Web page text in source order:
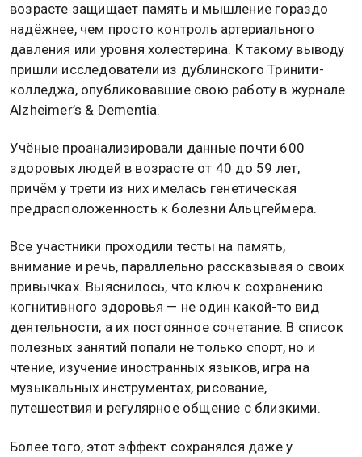
возрасте защищает память и мышление гораздо
надёжнее, чем просто контроль артериального
давления или уровня холестерина. К такому выводу
пришли исследователи из дублинского Тринити-
колледжа, опубликовавшие свою работу в журнале
Alzheimer’s & Dementia.
Учёные проанализировали данные почти 600
здоровых людей в возрасте от 40 до 59 лет,
причём у трети из них имелась генетическая
предрасположенность к болезни Альцгеймера.
Все участники проходили тесты на память,
внимание и речь, параллельно рассказывая о своих
привычках. Выяснилось, что ключ к сохранению
когнитивного здоровья — не один какой-то вид
деятельности, а их постоянное сочетание. В список
полезных занятий попали не только спорт, но и
чтение, изучение иностранных языков, игра на
музыкальных инструментах, рисование,
путешествия и регулярное общение с близкими.
Более того, этот эффект сохранялся даже у